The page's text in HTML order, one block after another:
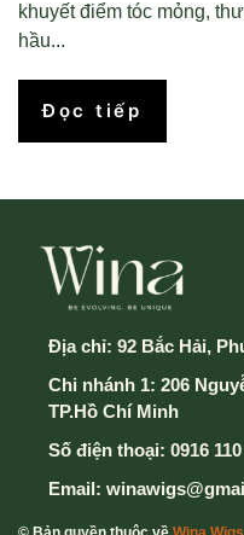
khuyết điểm tóc mỏng,
hầu...
Đọc tiếp
Địa chỉ: 92 Bắc Hải,
Chi nhánh 1: 206
TP.Hồ Chí Minh
Số điện thoại: 0916
Email: